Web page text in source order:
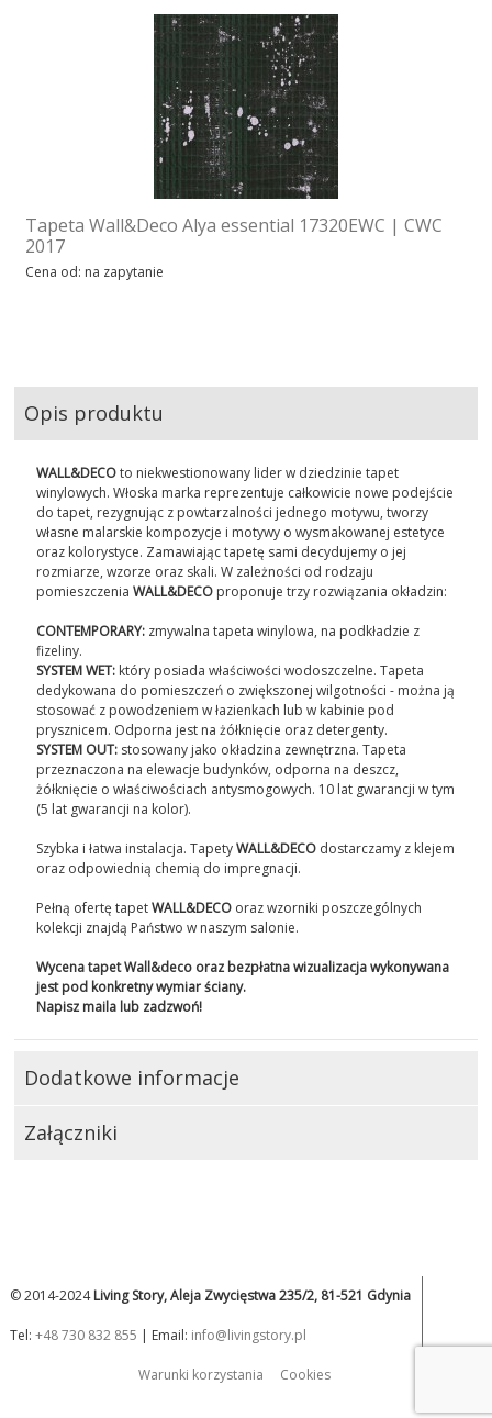
Tapeta Wall&Deco Alya essential 17320EWC | CWC
2017
Cena od: na zapytanie
Opis produktu
WALL&DECOto niekwestionowany lider w dziedzinie tapet
winylowych. Włoska marka reprezentuje całkowicie nowe podejście
do tapet, rezygnując z powtarzalności jednego motywu, tworzy
własne malarskie kompozycje i motywy o wysmakowanej estetyce
oraz kolorystyce. Zamawiając tapetę sami decydujemy o jej
rozmiarze, wzorze oraz skali. W zależności od rodzaju
pomieszczeniaWALL&DECO proponuje trzy rozwiązania okładzin:
CONTEMPORARY: zmywalna tapeta winylowa, na podkładzie z
fizeliny.
SYSTEM WET: który posiada właściwości wodoszczelne. Tapeta
dedykowana do pomieszczeń o zwiększonej wilgotności - można ją
stosować z powodzeniem w łazienkach lub w kabinie pod
prysznicem. Odporna jest na żółknięcie oraz detergenty.
SYSTEM OUT: stosowany jako okładzina zewnętrzna. Tapeta
przeznaczona na elewacje budynków, odporna na deszcz,
żółknięcie o właściwościach antysmogowych. 10 lat gwarancji w tym
(5 lat gwarancji na kolor).
Szybka i łatwa instalacja. TapetyWALL&DECO dostarczamy z klejem
oraz odpowiednią chemią do impregnacji.
Pełną ofertę tapetWALL&DECO oraz wzorniki poszczególnych
kolekcji znajdą Państwo w naszym salonie.
Wycena tapet Wall&deco oraz bezpłatna wizualizacja wykonywana
jest pod konkretny wymiar ściany.
Napisz maila lub zadzwoń!
Dodatkowe informacje
Załączniki
© 2014-2024Living Story, Aleja Zwycięstwa 235/2, 81-521 Gdynia
Tel: +48 730 832 855 | Email: info@livingstory.pl
Warunki korzystania Cookies